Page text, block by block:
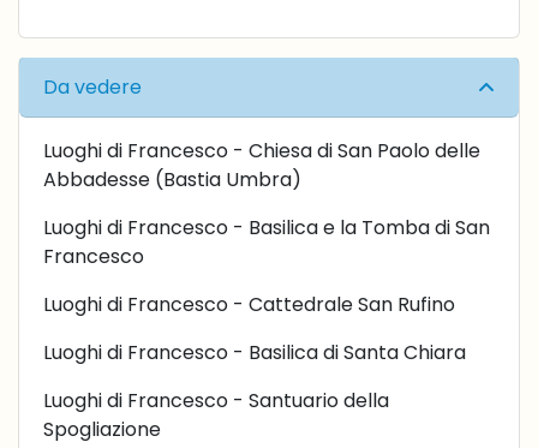
Da vedere
Luoghi di Francesco - Chiesa di San Paolo delle
Abbadesse (Bastia Umbra)
Luoghi di Francesco - Basilica e la Tomba di San
Francesco
Luoghi di Francesco - Cattedrale San Rufino
Luoghi di Francesco - Basilica di Santa Chiara
Luoghi di Francesco - Santuario della
Spogliazione